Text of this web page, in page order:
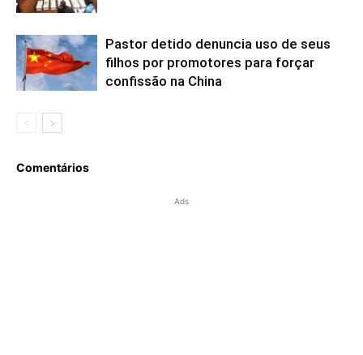
Pastor detido denuncia uso de seus
filhos por promotores para forçar
confissão na China
Comentários
Ads